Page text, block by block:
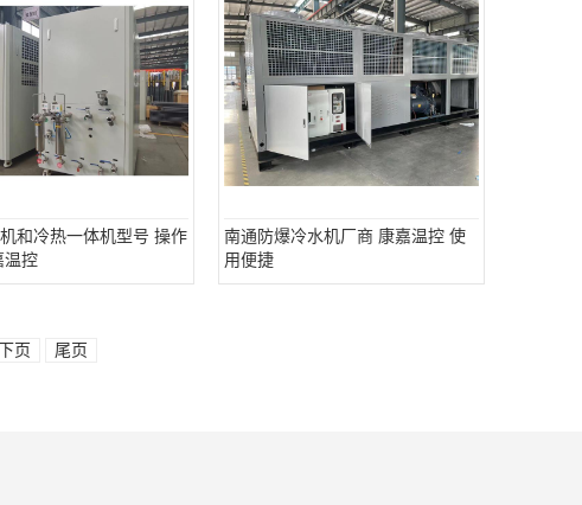
和冷热一体机型号 操作
温控
南通防爆冷水机厂商 康嘉温控 使
用便捷
下页 尾页